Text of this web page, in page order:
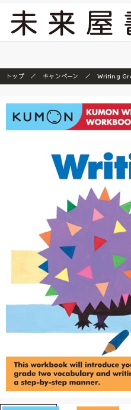
トップ キャンペーン Writing